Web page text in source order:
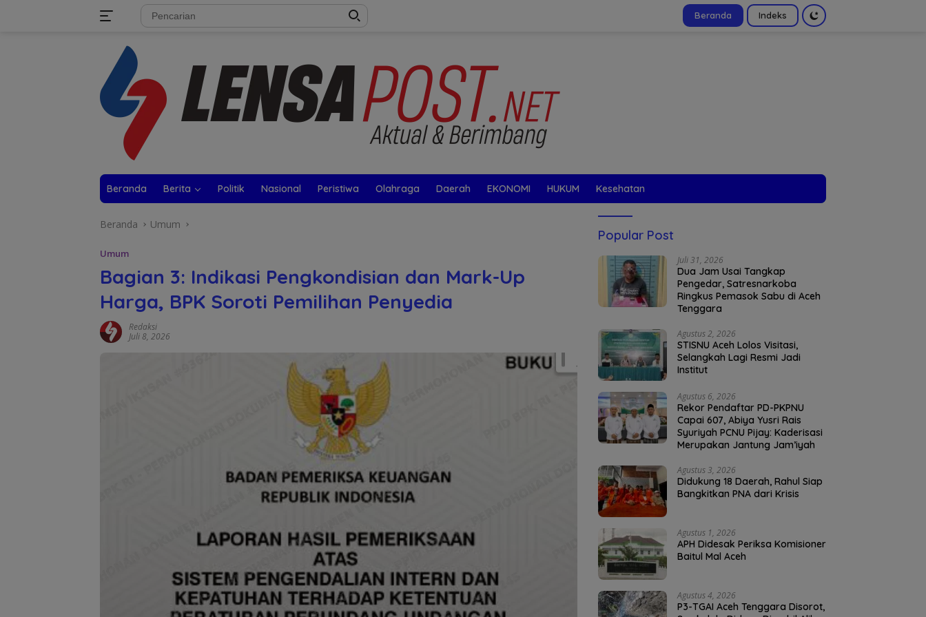
Beranda Indeks
Beranda Berita Politik Nasional Peristiwa Olahraga Daerah EKONOMI HUKUM Kesehatan
Beranda Umum
Umum
Bagian 3: Indikasi Pengkondisian dan Mark-Up
Harga, BPK Soroti Pemilihan Penyedia
Redaksi
Juli 8, 2026
Popular Post
Juli 31, 2026
Dua Jam Usai Tangkap
Pengedar, Satresnarkoba
Ringkus Pemasok Sabu di Aceh
Tenggara
Agustus 2, 2026
STISNU Aceh Lolos Visitasi,
Selangkah Lagi Resmi Jadi
Institut
Agustus 6, 2026
Rekor Pendaftar PD-PKPNU
Capai 607, Abiya Yusri Rais
Syuriyah PCNU Pijay: Kaderisasi
Merupakan Jantung Jam’iyah
Agustus 3, 2026
Didukung 18 Daerah, Rahul Siap
Bangkitkan PNA dari Krisis
Agustus 1, 2026
APH Didesak Periksa Komisioner
Baitul Mal Aceh
Agustus 4, 2026
P3-TGAI Aceh Tenggara Disorot,